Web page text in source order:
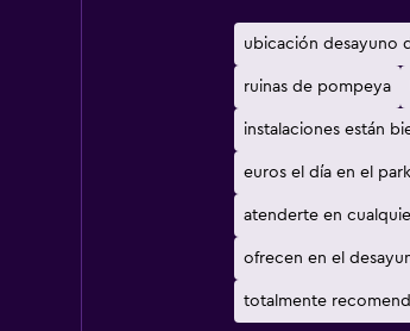
ubicación desayuno
ruinas de pompeya
instalaciones están
euros el día en el
atenderte en
ofrecen en el
totalmente